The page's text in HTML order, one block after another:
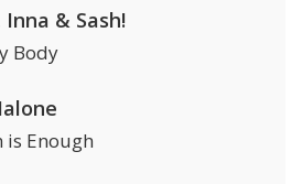
Inna & Sash!
Body
is Enough